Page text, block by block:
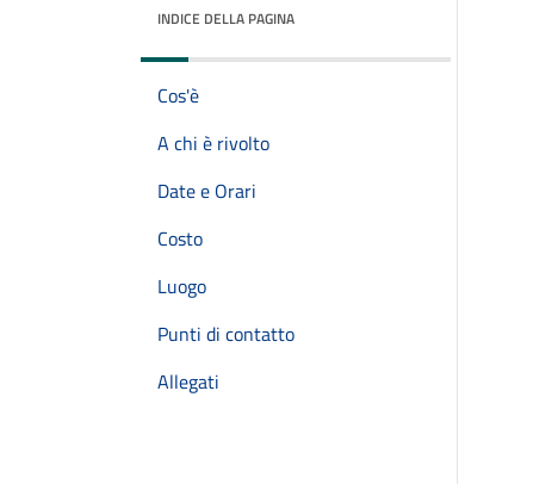
INDICE DELLA PAGINA
Cos'è
A chi è rivolto
Date e Orari
Costo
Luogo
Punti di contatto
Allegati